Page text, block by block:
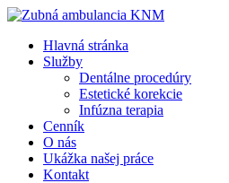
Hlavná stránka
Služby
Dentálne procedúry
Estetické korekcie
Infúzna terapia
Cenník
O nás
Ukážka našej práce
Kontakt